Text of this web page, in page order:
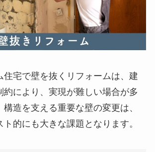
住宅で壁を抜くリフォームは、建
約により、実現が難しい場合が多
造を支える重要な壁の変更は、
的にも大きな課題となります。